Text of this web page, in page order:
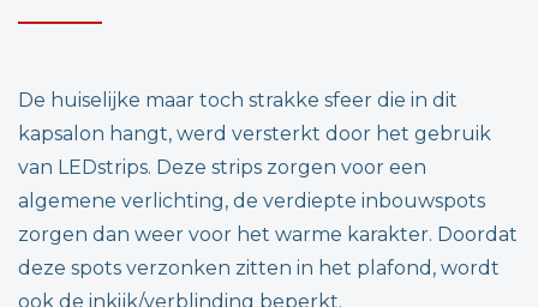
De huiselijke maar toch strakke sfeer die in dit
kapsalon hangt, werd versterkt door het gebruik
van LEDstrips. Deze strips zorgen voor een
algemene verlichting, de verdiepte inbouwspots
zorgen dan weer voor het warme karakter. Doordat
deze spots verzonken zitten in het plafond, wordt
ook de inkijk/verblinding beperkt.